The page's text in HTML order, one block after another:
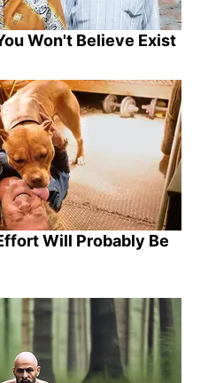
Won't Believe Exist
Will Probably Be